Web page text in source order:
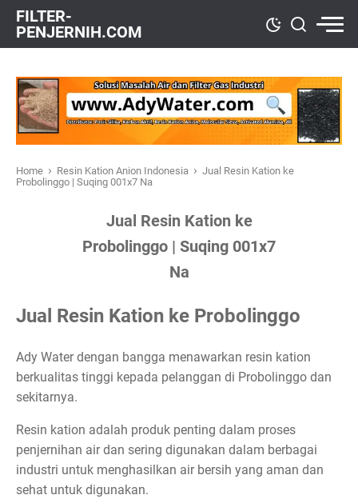
FILTER-
PENJERNIH.COM
Home › Resin Kation Anion Indonesia › Jual Resin Kation ke
Probolinggo | Suqing 001x7 Na
Jual Resin Kation ke
Probolinggo | Suqing 001x7
Na
Jual Resin Kation ke Probolinggo
Ady Water dengan bangga menawarkan resin kation
berkualitas tinggi kepada pelanggan di Probolinggo dan
sekitarnya.
Resin kation adalah produk penting dalam proses
penjernihan air dan sering digunakan dalam berbagai
industri untuk menghasilkan air bersih yang aman dan
sehat untuk digunakan.